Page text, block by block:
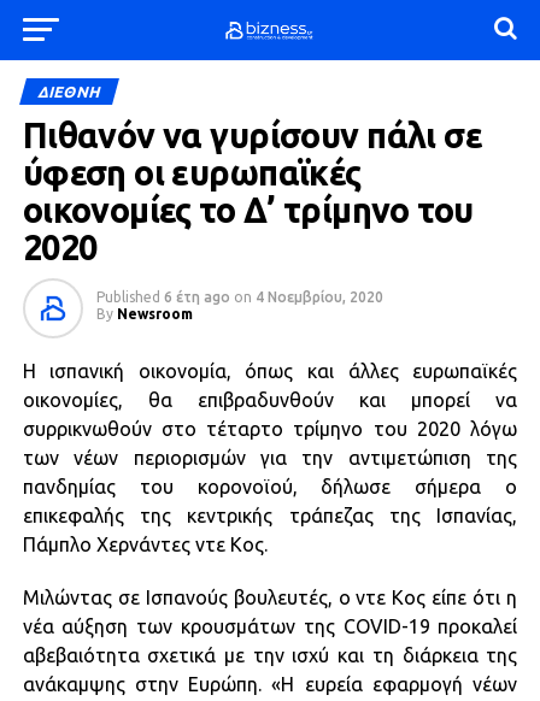
ΔΙΕΘΝΗ
Πιθανόν να γυρίσουν πάλι σε
ύφεση οι ευρωπαϊκές
οικονομίες το Δ’ τρίμηνο του
2020
Published 6 έτη ago on 4 Νοεμβρίου, 2020
By Newsroom
Η ισπανική οικονομία, όπως και άλλες ευρωπαϊκές
οικονομίες, θα επιβραδυνθούν και μπορεί να
συρρικνωθούν στο τέταρτο τρίμηνο του 2020 λόγω
των νέων περιορισμών για την αντιμετώπιση της
πανδημίας του κορονοϊού, δήλωσε σήμερα ο
επικεφαλής της κεντρικής τράπεζας της Ισπανίας,
Πάμπλο Χερνάντες ντε Κος.
Μιλώντας σε Ισπανούς βουλευτές, ο ντε Κος είπε ότι η
νέα αύξηση των κρουσμάτων της COVID-19 προκαλεί
αβεβαιότητα σχετικά με την ισχύ και τη διάρκεια της
ανάκαμψης στην Ευρώπη. «Η ευρεία εφαρμογή νέων